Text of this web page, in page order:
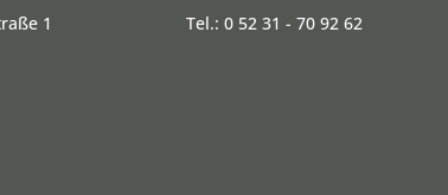
1 Tel.: 0 52 31 - 70 92 62